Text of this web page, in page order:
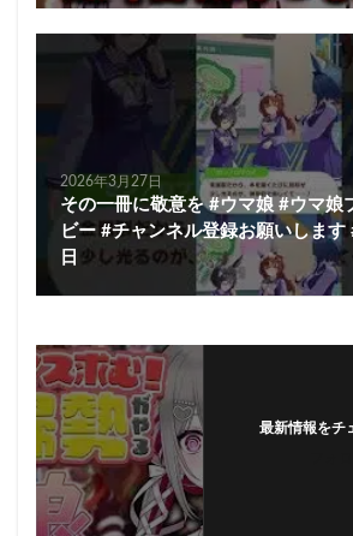
2026年3月27日
その一冊に敬意を #ウマ娘 #ウマ娘
ビー #チャンネル登録お願いしま
日
最新情報をチ